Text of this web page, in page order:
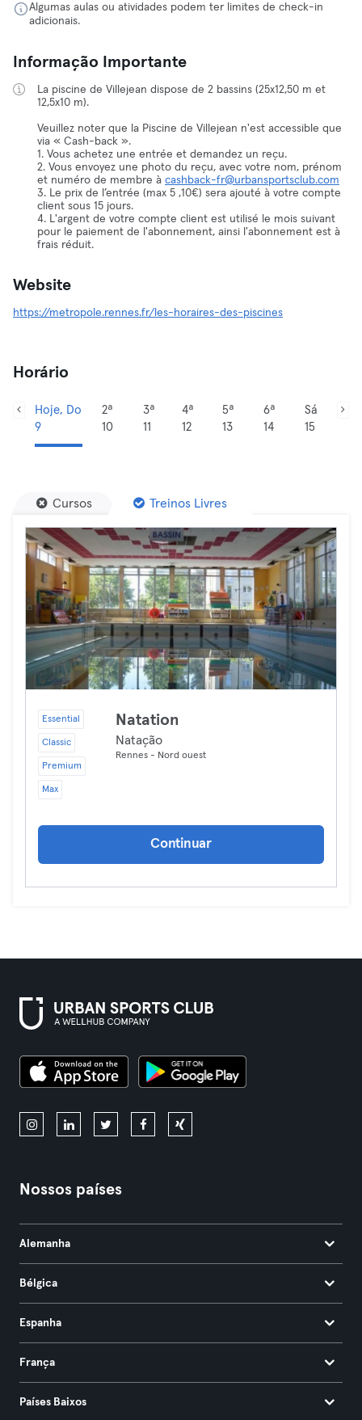
Algumas aulas ou atividades podem ter limites de check-in
adicionais.
Informação Importante
La piscine de Villejean dispose de 2 bassins (25x12,50 m et
12,5x10 m).
Veuillez noter que la Piscine de Villejean n'est accessible que
via « Cash-back ».
1. Vous achetez une entrée et demandez un reçu.
2. Vous envoyez une photo du reçu, avec votre nom, prénom
et numéro de membre à cashback-fr@urbansportsclub.com
3. Le prix de l’entrée (max 5 ,10€) sera ajouté à votre compte
client sous 15 jours.
4. L'argent de votre compte client est utilisé le mois suivant
pour le paiement de l'abonnement, ainsi l'abonnement est à
frais réduit.
Website
https://metropole.rennes.fr/les-horaires-des-piscines
Horário
Hoje, Do
9
2ª
10
3ª
11
4ª
12
5ª
13
6ª
14
Sá
15
Cursos Treinos Livres
Essential
Classic
Premium
Max
Natation
Natação
Rennes - Nord ouest
Continuar
Nossos países
Alemanha
Bélgica
Espanha
França
Países Baixos